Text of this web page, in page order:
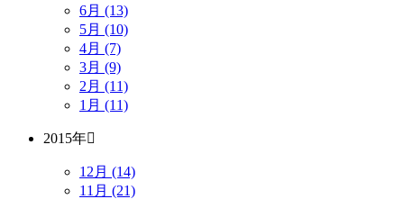
6月 (13)
5月 (10)
4月 (7)
3月 (9)
2月 (11)
1月 (11)
2015年
12月 (14)
11月 (21)